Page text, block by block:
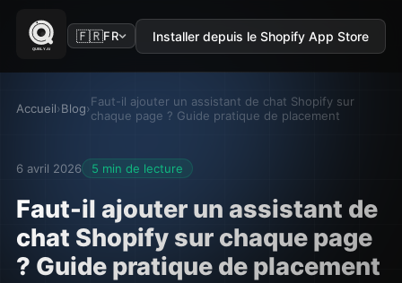
🇫🇷FR Installer depuis le Shopify App Store
Accueil›Blog›Faut-il ajouter un assistant de chat Shopify sur
chaque page ? Guide pratique de placement
6 avril 2026 5 min de lecture
Faut-il ajouter un assistant de
chat Shopify sur chaque page
? Guide pratique de placement